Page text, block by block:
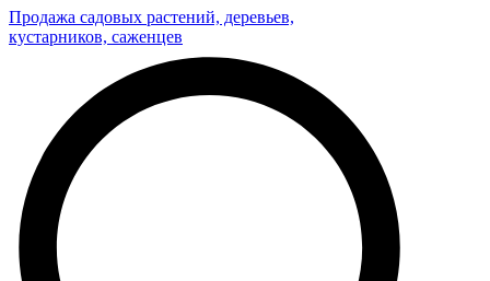
Продажа садовых растений, деревьев,
кустарников, саженцев